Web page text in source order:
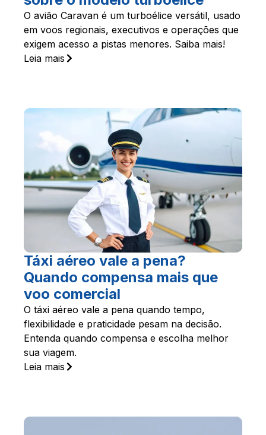
O avião Caravan é um turboélice versátil, usado
em voos regionais, executivos e operações que
exigem acesso a pistas menores. Saiba mais!
Leia mais
Táxi aéreo vale a pena?
Quando compensa mais que
voo comercial
O táxi aéreo vale a pena quando tempo,
flexibilidade e praticidade pesam na decisão.
Entenda quando compensa e escolha melhor
sua viagem.
Leia mais